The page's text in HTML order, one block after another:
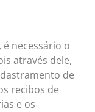
é necessário o
através dele,
de
recibos de
e os